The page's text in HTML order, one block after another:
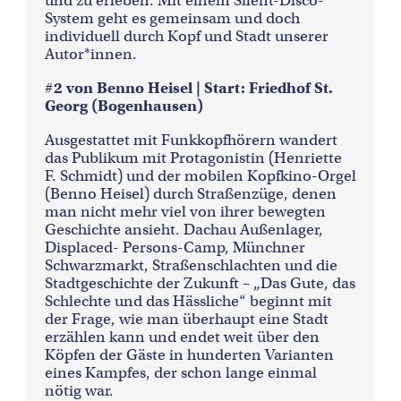
System geht es gemeinsam und doch
individuell durch Kopf und Stadt unserer
Autor*innen.
#2 von Benno Heisel | Start: Friedhof St.
Georg (Bogenhausen)
Ausgestattet mit Funkkopfhörern wandert
das Publikum mit Protagonistin (Henriette
F. Schmidt) und der mobilen Kopfkino-Orgel
(Benno Heisel) durch Straßenzüge, denen
man nicht mehr viel von ihrer bewegten
Geschichte ansieht. Dachau Außenlager,
Displaced- Persons-Camp, Münchner
Schwarzmarkt, Straßenschlachten und die
Stadtgeschichte der Zukunft – „Das Gute, das
Schlechte und das Hässliche“ beginnt mit
der Frage, wie man überhaupt eine Stadt
erzählen kann und endet weit über den
Köpfen der Gäste in hunderten Varianten
eines Kampfes, der schon lange einmal
nötig war.